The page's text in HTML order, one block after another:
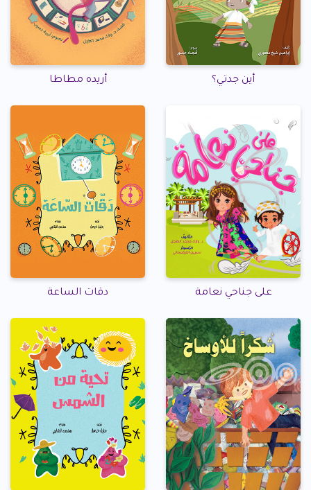
أين جدتي؟ أريده مطاطا
على جناحي نعامة دقات الساعة